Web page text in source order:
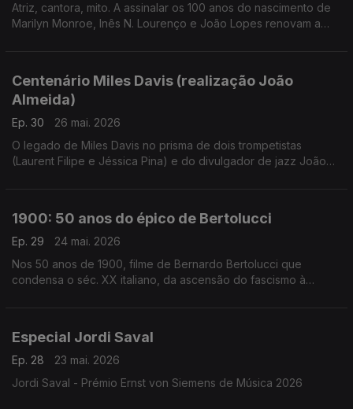
Atriz, cantora, mito. A assinalar os 100 anos do nascimento de
Marilyn Monroe, Inês N. Lourenço e João Lopes renovam a
Centenário Miles Davis (realização João
Almeida)
Ep. 30
26 mai. 2026
O legado de Miles Davis no prisma de dois trompetistas
(Laurent Filipe e Jéssica Pina) e do divulgador de jazz João
Tutu e Doo Bop.
1900: 50 anos do épico de Bertolucci
Ep. 29
24 mai. 2026
Nos 50 anos de 1900, filme de Bernardo Bertolucci que
condensa o séc. XX italiano, da ascensão do fascismo à
Especial Jordi Saval
Ep. 28
23 mai. 2026
Jordi Saval - Prémio Ernst von Siemens de Música 2026